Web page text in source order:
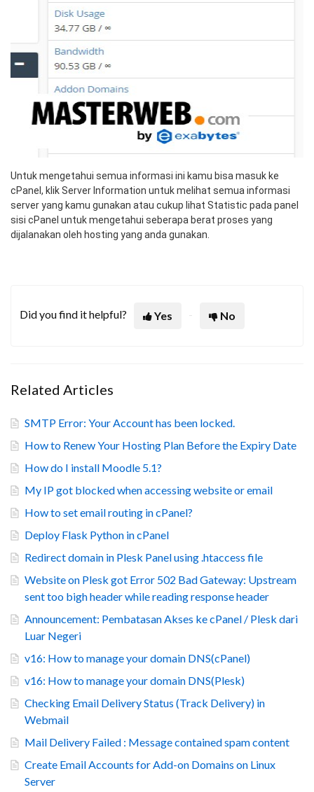
Untuk mengetahui semua informasi ini kamu bisa masuk ke
cPanel, klik Server Information untuk melihat semua informasi
server yang kamu gunakan atau cukup lihat Statistic pada panel
sisi cPanel untuk mengetahui seberapa berat proses yang
dijalanakan oleh hosting yang anda gunakan.
Did you find it helpful? Yes No
Related Articles
SMTP Error: Your Account has been locked.
How to Renew Your Hosting Plan Before the Expiry Date
How do I install Moodle 5.1?
My IP got blocked when accessing website or email
How to set email routing in cPanel?
Deploy Flask Python in cPanel
Redirect domain in Plesk Panel using .htaccess file
Website on Plesk got Error 502 Bad Gateway: Upstream
sent too bigh header while reading response header
Announcement: Pembatasan Akses ke cPanel / Plesk dari
Luar Negeri
v16: How to manage your domain DNS(cPanel)
v16: How to manage your domain DNS(Plesk)
Checking Email Delivery Status (Track Delivery) in
Webmail
Mail Delivery Failed : Message contained spam content
Create Email Accounts for Add-on Domains on Linux
Server